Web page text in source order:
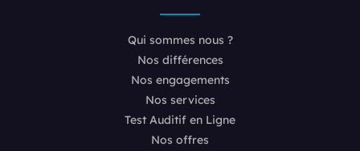
Qui sommes nous ?
Nos différences
Nos engagements
Nos services
Test Auditif en Ligne
Nos offres